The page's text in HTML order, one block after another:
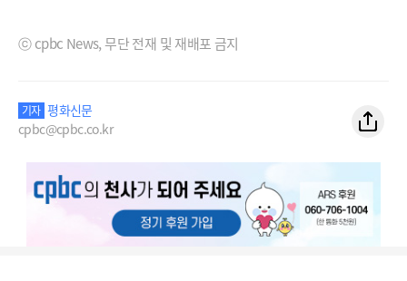
ⓒ cpbc News, 무단 전재 및 재배포 금지
기자 평화신문
cpbc@cpbc.co.kr